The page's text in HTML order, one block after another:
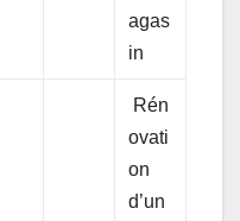
agas
in
Rén
ovati
on
d’un